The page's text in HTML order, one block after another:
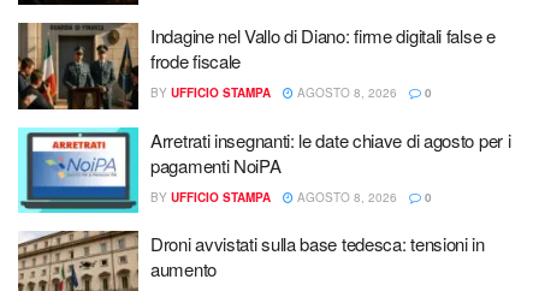
Indagine nel Vallo di Diano: firme digitali false e
frode fiscale
BY UFFICIO STAMPA AGOSTO 8, 2026 0
Arretrati insegnanti: le date chiave di agosto per i
pagamenti NoiPA
BY UFFICIO STAMPA AGOSTO 8, 2026 0
Droni avvistati sulla base tedesca: tensioni in
aumento